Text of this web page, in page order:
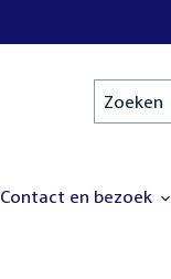
Zoeken
Contact en bezoek